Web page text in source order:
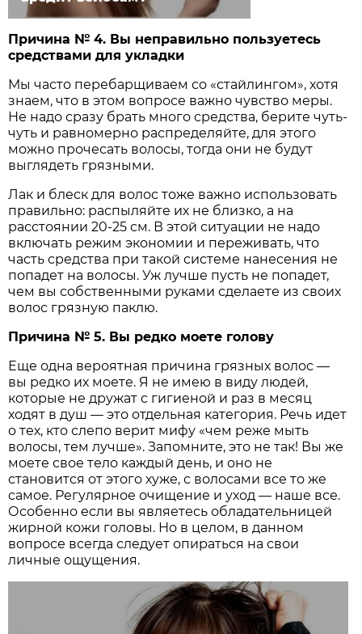
Причина № 4. Вы неправильно пользуетесь
средствами для укладки
Мы часто перебарщиваем со «стайлингом», хотя
знаем, что в этом вопросе важно чувство меры.
Не надо сразу брать много средства, берите чуть-
чуть и равномерно распределяйте, для этого
можно прочесать волосы, тогда они не будут
выглядеть грязными.
Лак и блеск для волос тоже важно использовать
правильно: распыляйте их не близко, а на
расстоянии 20-25 см. В этой ситуации не надо
включать режим экономии и переживать, что
часть средства при такой системе нанесения не
попадет на волосы. Уж лучше пусть не попадет,
чем вы собственными руками сделаете из своих
волос грязную паклю.
Причина № 5. Вы редко моете голову
Еще одна вероятная причина грязных волос —
вы редко их моете. Я не имею в виду людей,
которые не дружат с гигиеной и раз в месяц
ходят в душ — это отдельная категория. Речь идет
о тех, кто слепо верит мифу «чем реже мыть
волосы, тем лучше». Запомните, это не так! Вы же
моете свое тело каждый день, и оно не
становится от этого хуже, с волосами все то же
самое. Регулярное очищение и уход — наше все.
Особенно если вы являетесь обладательницей
жирной кожи головы. Но в целом, в данном
вопросе всегда следует опираться на свои
личные ощущения.